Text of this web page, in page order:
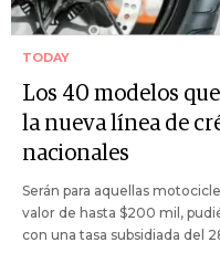
TODAY
Los 40 modelos
la nueva línea de
nacionales
Serán para aquellas
valor de hasta $200 mil,
con una tasa subsidiada del